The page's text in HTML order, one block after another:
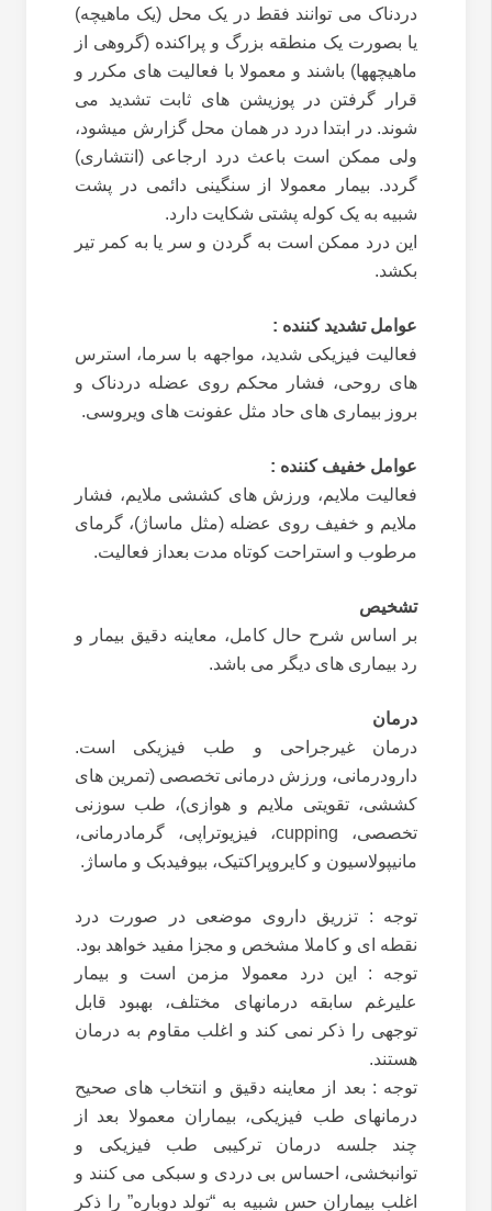
دردناک می توانند فقط در یک محل (یک ماهیچه)
یا بصورت یک منطقه بزرگ و پراکنده (گروهی از
ماهیچهها) باشند و معمولا با فعالیت های مکرر و
قرار گرفتن در پوزیشن های ثابت تشدید می
شوند. در ابتدا درد در همان محل گزارش میشود،
ولی ممکن است باعث درد ارجاعی (انتشاری)
گردد. بیمار معمولا از سنگینی دائمی در پشت
شبیه به یک کوله پشتی شکایت دارد.
این درد ممکن است به گردن و سر یا به کمر تیر
بکشد.
عوامل تشدید کننده :
فعالیت فیزیکی شدید، مواجهه با سرما، استرس
های روحی، فشار محکم روی عضله دردناک و
بروز بیماری های حاد مثل عفونت های ویروسی.
عوامل خفیف کننده :
فعالیت ملایم، ورزش های کششی ملایم، فشار
ملایم و خفیف روی عضله (مثل ماساژ)، گرمای
مرطوب و استراحت کوتاه مدت بعداز فعالیت.
تشخیص
بر اساس شرح حال کامل، معاینه دقیق بیمار و
رد بیماری های دیگر می باشد.
درمان
درمان غیرجراحی و طب فیزیکی است.
دارودرمانی، ورزش درمانی تخصصی (تمرین های
کششی، تقویتی ملایم و هوازی)، طب سوزنی
تخصصی، cupping، فیزیوتراپی، گرمادرمانی،
مانیپولاسیون و کایروپراکتیک، بیوفیدبک و ماساژ.
توجه : تزریق داروی موضعی در صورت درد
نقطه ای و کاملا مشخص و مجزا مفید خواهد بود.
توجه : این درد معمولا مزمن است و بیمار
علیرغم سابقه درمانهای مختلف، بهبود قابل
توجهی را ذکر نمی کند و اغلب مقاوم به درمان
هستند.
توجه : بعد از معاینه دقیق و انتخاب های صحیح
درمانهای طب فیزیکی، بیماران معمولا بعد از
چند جلسه درمان ترکیبی طب فیزیکی و
توانبخشی، احساس بی دردی و سبکی می کنند و
اغلب بیماران حس شبیه به “تولد دوباره” را ذکر